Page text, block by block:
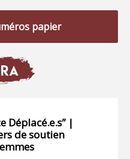
papier
Déplacé.e.s” |
de soutien